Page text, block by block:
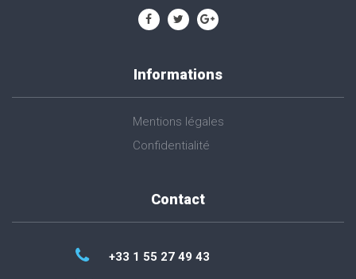
Informations
Mentions légales
Confidentialité
Contact
+33 1 55 27 49 43